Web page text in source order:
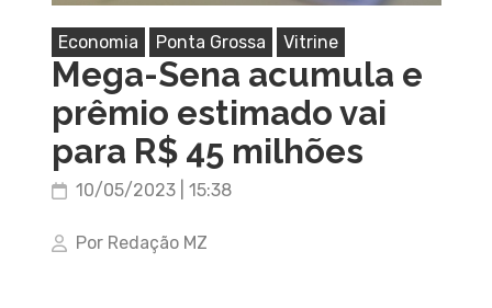
Economia Ponta Grossa Vitrine
Mega-Sena acumula e
prêmio estimado vai
para R$ 45 milhões
10/05/2023 | 15:38
Por Redação MZ